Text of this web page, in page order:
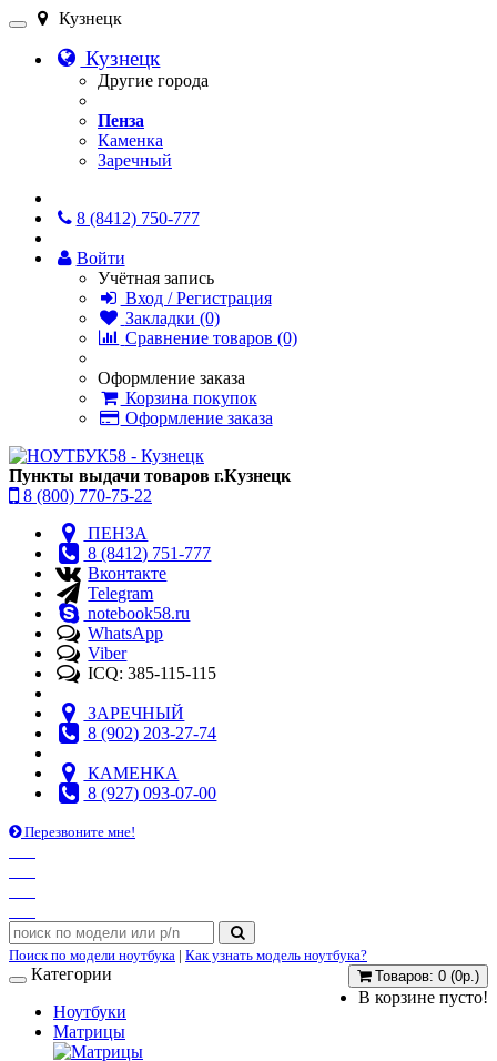
Кузнецк
Кузнецк
Другие города
Пенза
Каменка
Заречный
8 (8412) 750-777
Войти
Учётная запись
Вход / Регистрация
Закладки (0)
Сравнение товаров (0)
Оформление заказа
Корзина покупок
Оформление заказа
Пункты выдачи товаров г.Кузнецк
8 (800) 770-75-22
ПЕНЗА
8 (8412) 751-777
Вконтакте
Telegram
notebook58.ru
WhatsApp
Viber
ICQ: 385-115-115
ЗАРЕЧНЫЙ
8 (902) 203-27-74
КАМЕНКА
8 (927) 093-07-00
Перезвоните мне!
Поиск по модели ноутбука | Как узнать модель ноутбука?
Товаров: 0 (0р.)
В корзине пусто!
Категории
Ноутбуки
Матрицы